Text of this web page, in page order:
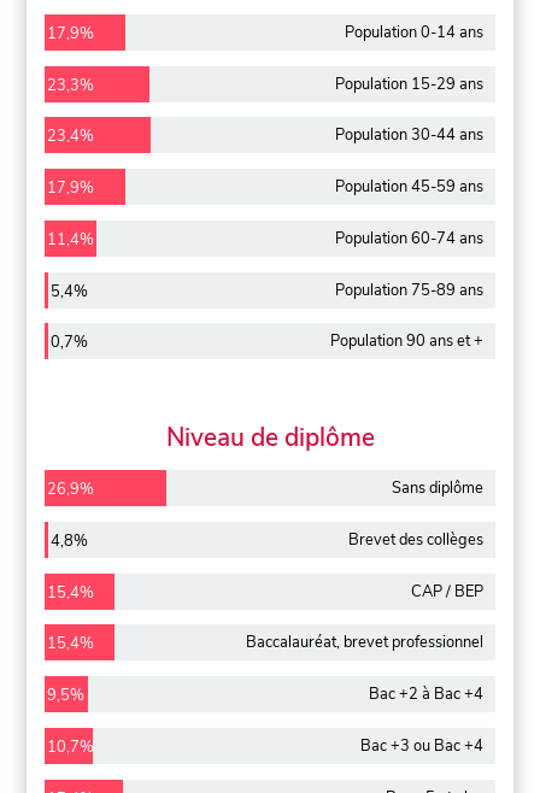
17,9% Population 0-14 ans
23,3% Population 15-29 ans
23,4% Population 30-44 ans
17,9% Population 45-59 ans
11,4% Population 60-74 ans
5,4% Population 75-89 ans
0,7% Population 90 ans et +
Niveau de diplôme
26,9% Sans diplôme
4,8% Brevet des collèges
15,4% CAP / BEP
15,4% Baccalauréat, brevet professionnel
9,5% Bac +2 à Bac +4
10,7% Bac +3 ou Bac +4